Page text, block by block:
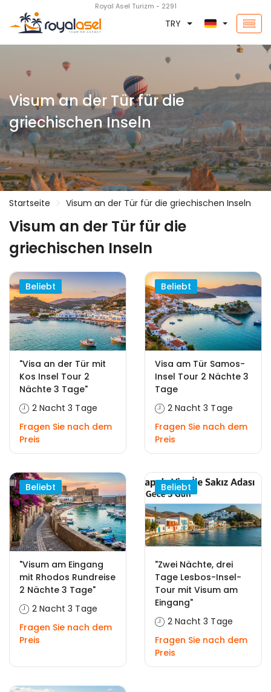
Royal Asel Turizm - 2291
TRY
Visum an der Tür für die
griechischen Inseln
Startseite Visum an der Tür für die griechischen Inseln
Visum an der Tür für die
griechischen Inseln
Beliebt
"Visa an der Tür mit
Kos Insel Tour 2
Nächte 3 Tage"
2 Nacht 3 Tage
Fragen Sie nach dem
Preis
Beliebt
Visa am Tür Samos-
Insel Tour 2 Nächte 3
Tage
2 Nacht 3 Tage
Fragen Sie nach dem
Preis
Beliebt
"Visum am Eingang
mit Rhodos Rundreise
2 Nächte 3 Tage"
2 Nacht 3 Tage
Fragen Sie nach dem
Preis
Beliebt
"Zwei Nächte, drei
Tage Lesbos-Insel-
Tour mit Visum am
Eingang"
2 Nacht 3 Tage
Fragen Sie nach dem
Preis